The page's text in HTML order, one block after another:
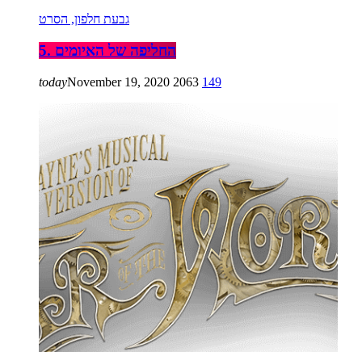
גבעת חלפון, הסרט
5. החליפה של האיומים
todayNovember 19, 2020 2063 149